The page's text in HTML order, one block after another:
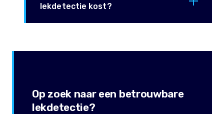
lekdetectie kost?
Op zoek naar een betrouwbare
lekdetectie?